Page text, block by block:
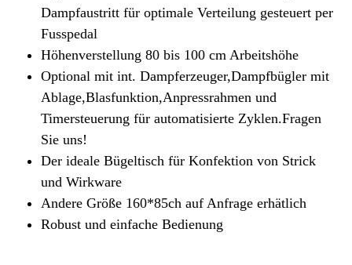
Dampfaustritt für optimale Verteilung gesteuert per
Fusspedal
Höhenverstellung 80 bis 100 cm Arbeitshöhe
Optional mit int. Dampferzeuger,Dampfbügler mit
Ablage,Blasfunktion,Anpressrahmen und
Timersteuerung für automatisierte Zyklen.Fragen
Sie uns!
Der ideale Bügeltisch für Konfektion von Strick
und Wirkware
Andere Größe 160*85ch auf Anfrage erhätlich
Robust und einfache Bedienung